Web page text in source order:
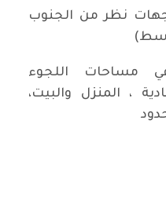
نظر من الجنوب
مساحات اللجوء
، المنزل والبيت،